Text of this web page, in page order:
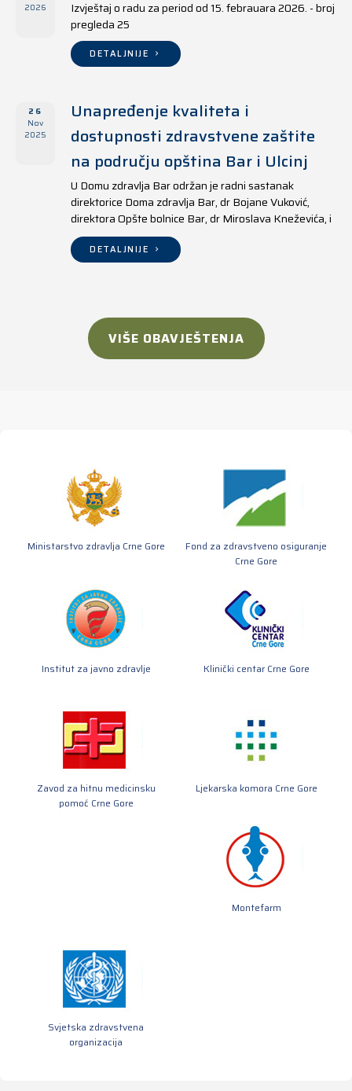
2026
Izvještaj o radu za period od 15. febrauara 2026. - broj
pregleda 25
DETALJNIJE
26
Nov
2025
Unapređenje kvaliteta i
dostupnosti zdravstvene zaštite
na području opština Bar i Ulcinj
U Domu zdravlja Bar održan je radni sastanak
direktorice Doma zdravlja Bar, dr Bojane Vuković,
direktora Opšte bolnice Bar, dr Miroslava Kneževića, i
direktora Doma zdravlja Ulcinj, Kreshnika Mustafe.
DETALJNIJE
VIŠE OBAVJEŠTENJA
Ministarstvo zdravlja Crne Gore
Fond za zdravstveno osiguranje
Crne Gore
Institut za javno zdravlje Klinički centar Crne Gore
Zavod za hitnu medicinsku
pomoć Crne Gore
Ljekarska komora Crne Gore
Montefarm
Svjetska zdravstvena
organizacija